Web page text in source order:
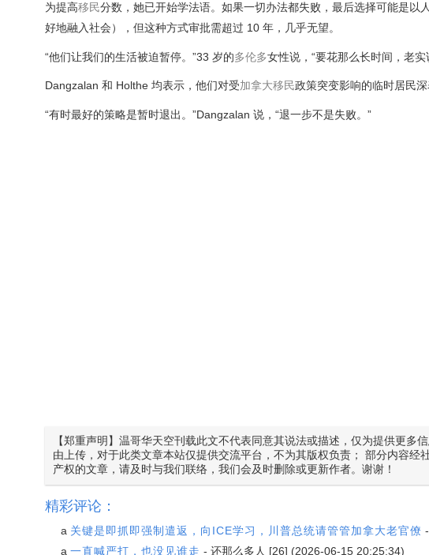
为提高移民分数，她已开始学法语。如果一切办法都失败，最后选择可能是以
好地融入社会），但这种方式审批需超过 10 年，几乎无望。
“他们让我们的生活被迫暂停。”33 岁的多伦多女性说，“要花那么长时间，老
Dangzalan 和 Holthe 均表示，他们对受加拿大移民政策突变影响的临时居民深
“有时最好的策略是暂时退出。”Dangzalan 说，“退一步不是失败。”
【郑重声明】温哥华天空刊载此文不代表同意其说法或描述，仅为提供更
由上传，对于此类文章本站仅提供交流平台，不为其版权负责； 部分内容
产权的文章，请及时与我们联络，我们会及时删除或更新作者。谢谢！
精彩评论：
a 关键是即抓即强制遣返，向ICE学习，川普总统请管管加拿大老官僚 -
a 一直喊严打，也没见谁走 - 还那么多人 [26] (2026-06-15 20:25:34)